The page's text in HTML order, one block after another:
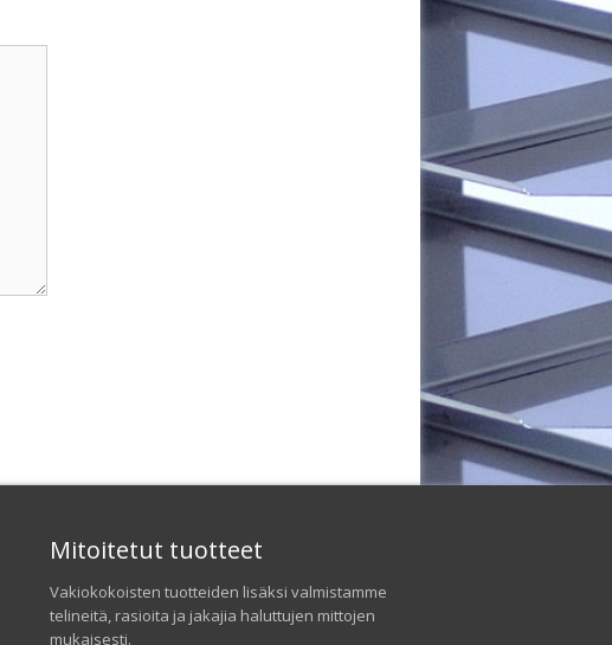
Mitoitetut tuotteet
Vakiokokoisten tuotteiden lisäksi valmistamme
telineitä, rasioita ja jakajia haluttujen mittojen
mukaisesti.